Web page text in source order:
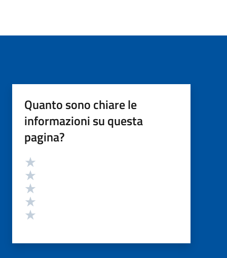
Quanto sono chiare le
informazioni su questa
pagina?
Valutazione